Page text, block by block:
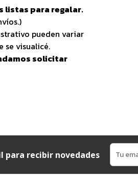
listas para regalar.
pueden variar
se visualicé.
solicitar
para recibir novedades